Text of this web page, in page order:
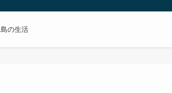
の生活